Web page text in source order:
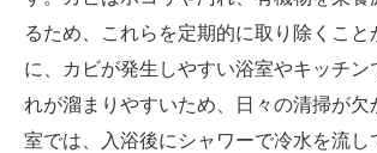
るため、これらを定期的に取り除くこと
に、カビが発生しやすい浴室やキッチン
れが溜まりやすいため、日々の清掃が欠
室では、入浴後にシャワーで冷水を流し